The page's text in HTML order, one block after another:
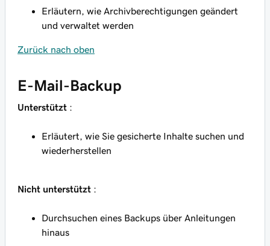
Erläutern, wie Archivberechtigungen geändert
und verwaltet werden
Zurück nach oben
E-Mail-Backup
Unterstützt :
Erläutert, wie Sie gesicherte Inhalte suchen und
wiederherstellen
Nicht unterstützt :
Durchsuchen eines Backups über Anleitungen
hinaus